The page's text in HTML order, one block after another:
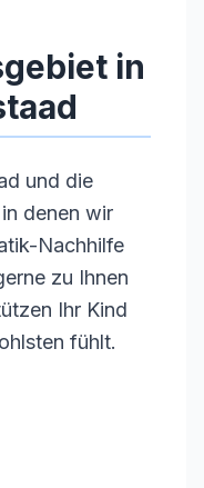
in
und die
denen wir
Nachhilfe
zu Ihnen
Ihr Kind
fühlt.